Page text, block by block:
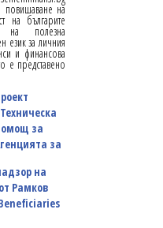
повишаване на
на българите
на полезна
език за личния
и финансова
е представено
за
за
на
Рамков